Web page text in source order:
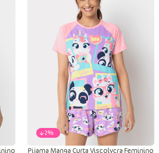
P
Adicionar a sacola
-22%
Pijama Manga Curta Viscolycra Feminino